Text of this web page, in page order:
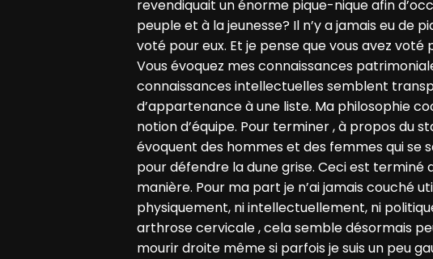
revendiquait un énorme pique-nique afin
peuple et à la jeunesse? Il n’y a jamais eu de
voté pour eux. Et je pense que vous avez
Vous évoquez mes connaissances
connaissances intellectuelles semblent
d’appartenance à une liste. Ma philosophie
notion d’équipe. Pour terminer , à propos du
évoquent des hommes et des femmes qui se
pour défendre la dune grise. Ceci est terminé
manière. Pour ma part je n’ai jamais couché
physiquement, ni intellectuellement, ni
arthrose cervicale , cela semble désormais
mourir droite même si parfois je suis un peu